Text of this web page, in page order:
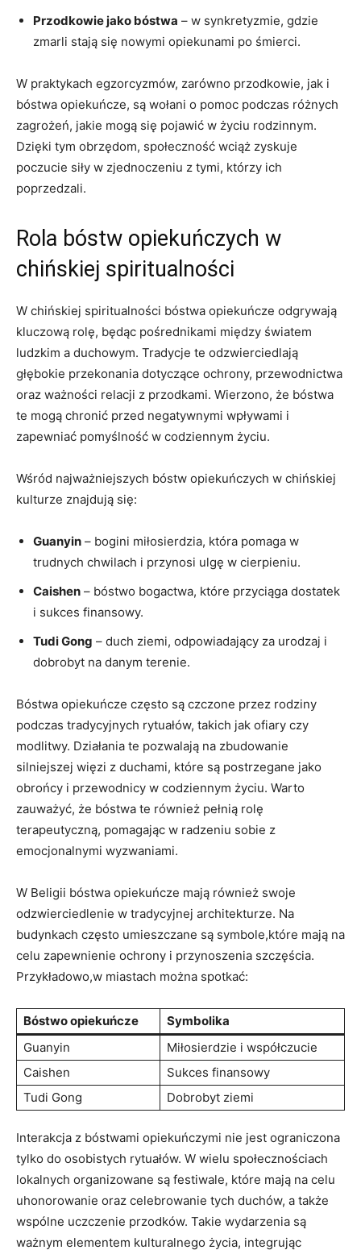
Przodkowie jako bóstwa – w synkretyzmie, gdzie
zmarli stają się nowymi​ opiekunami po‌ śmierci.
W praktykach ⁢egzorcyzmów, zarówno przodkowie, jak i
bóstwa ⁤opiekuńcze, są wołani o pomoc podczas różnych
‌zagrożeń, jakie mogą się pojawić⁢ w życiu rodzinnym.
Dzięki tym obrzędom, społeczność wciąż zyskuje
poczucie ⁣siły w ⁢zjednoczeniu ​z tymi, którzy ich
poprzedzali.
Rola bóstw opiekuńczych w
chińskiej spiritualności
W chińskiej spiritualności bóstwa opiekuńcze odgrywają
kluczową‌ rolę, będąc pośrednikami między światem
ludzkim a duchowym. ‍Tradycje te odzwierciedlają
głębokie przekonania dotyczące ochrony,⁢ przewodnictwa
​oraz ważności relacji z przodkami. Wierzono, że bóstwa
te mogą ‍chronić przed negatywnymi wpływami i
zapewniać⁤ pomyślność w codziennym życiu.
Wśród najważniejszych bóstw opiekuńczych ‌w chińskiej
⁤kulturze⁣ znajdują się:
Guanyin – bogini miłosierdzia, która pomaga w
trudnych chwilach i przynosi ulgę ‌w cierpieniu.
Caishen – bóstwo ⁤bogactwa,⁣ które przyciąga‌ dostatek
⁢i⁣ sukces finansowy.
Tudi⁣ Gong – ‍duch ziemi, odpowiadający za urodzaj i
dobrobyt na danym ‍terenie.
Bóstwa opiekuńcze​ często są czczone przez rodziny
podczas tradycyjnych rytuałów, takich jak ofiary czy
modlitwy. Działania te pozwalają na ​zbudowanie
silniejszej więzi z duchami, które są postrzegane jako
obrońcy⁤ i przewodnicy w codziennym życiu. Warto
zauważyć, że ‌bóstwa​ te również⁢ pełnią rolę
terapeutyczną, ⁢pomagając w radzeniu sobie z
emocjonalnymi wyzwaniami.
W Beligii​ bóstwa opiekuńcze mają‍ również swoje
odzwierciedlenie w tradycyjnej architekturze. Na
budynkach często⁣ umieszczane są symbole,które mają na
celu zapewnienie⁣ ochrony i przynoszenia szczęścia.
Przykładowo,w miastach‌ można spotkać:
Bóstwo⁣ opiekuńcze
Symbolika
Guanyin
Miłosierdzie i⁢ współczucie
Caishen
Sukces finansowy
Tudi Gong
Dobrobyt ziemi
Interakcja z bóstwami opiekuńczymi ⁢nie ⁣jest ‌ograniczona
tylko do osobistych rytuałów. W wielu społecznościach
lokalnych organizowane są festiwale, które mają na celu
uhonorowanie⁢ oraz celebrowanie tych duchów, a także
wspólne uczczenie przodków. Takie wydarzenia są
ważnym​ elementem kulturalnego życia, integrując